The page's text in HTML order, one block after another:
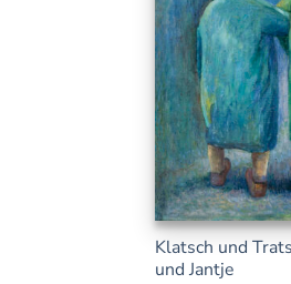
Klatsch und
und Jantje